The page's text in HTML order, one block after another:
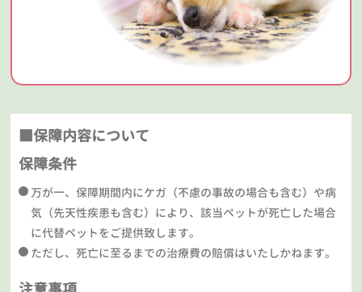
■保障内容について
保障条件
万が一、保障期間内にケガ（不慮の事故の場合も含む）や病
気（先天性疾患も含む）により、該当ペットが死亡した場合
に代替ペットをご提供致します。
ただし、死亡に至るまでの治療費の賠償はいたしかねます。